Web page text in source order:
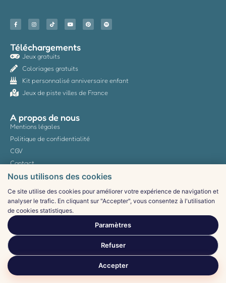
Téléchargements
Jeux gratuits
Coloriages gratuits
Kit personnalisé anniversaire enfant
Jeux de piste villes de France
A propos de nous
Mentions légales
Politique de confidentialité
CGV
Contact
2026© ideesdefetes.fr
Certains articles contiennent des liens affiliés : nous percevons une
commission sur les achats, sans surcoût pour vous.
Nous utilisons des cookies
Ce site utilise des cookies pour améliorer votre expérience de navigation et
analyser le trafic. En cliquant sur "Accepter", vous consentez à l'utilisation
de cookies statistiques.
Paramètres
Refuser
Accepter